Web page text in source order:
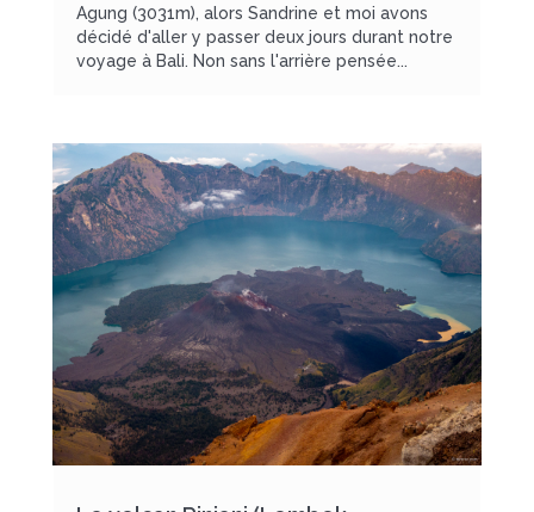
Agung (3031m), alors Sandrine et moi avons
décidé d'aller y passer deux jours durant notre
voyage à Bali. Non sans l'arrière pensée...